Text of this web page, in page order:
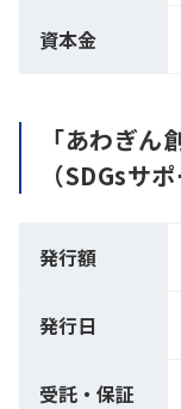
資本金
「あわぎ
（SDGsサ
発行額
発行日
受託・保証